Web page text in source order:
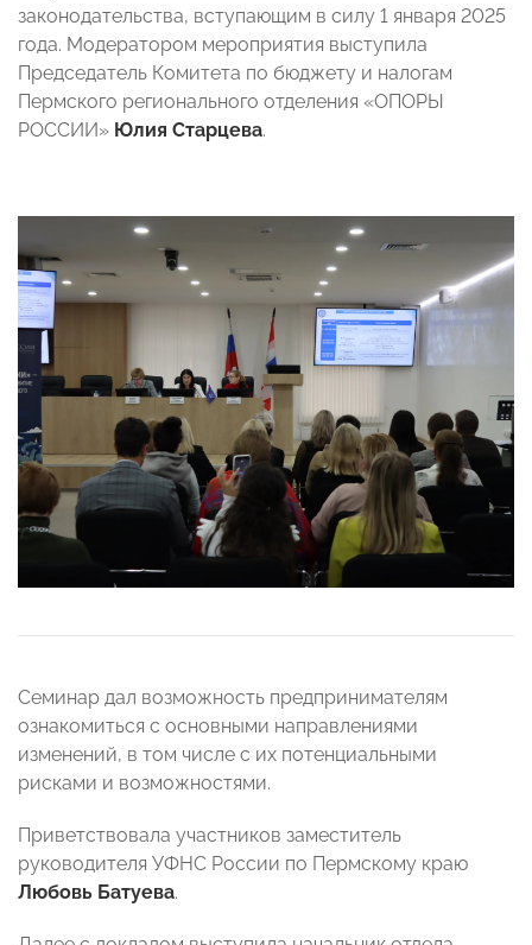
законодательства, вступающим в силу 1 января 2025
года. Модератором мероприятия выступила
Председатель Комитета по бюджету и налогам
Пермского регионального отделения «ОПОРЫ
РОССИИ» Юлия Старцева.
Семинар дал возможность предпринимателям
ознакомиться с основными направлениями
изменений, в том числе с их потенциальными
рисками и возможностями.
Приветствовала участников заместитель
руководителя УФНС России по Пермскому краю
Любовь Батуева.